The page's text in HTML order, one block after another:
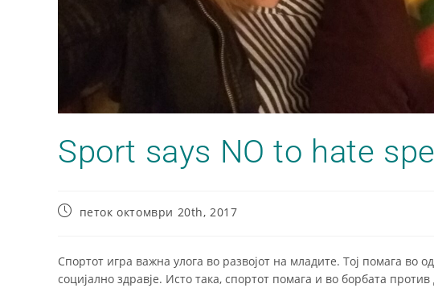
Sport says NO to hate
петок октомври 20th, 2017
Спортот игра важна улога во развојот на младите. Тој помага
социјално здравје. Исто така, спортот помага и во борбата